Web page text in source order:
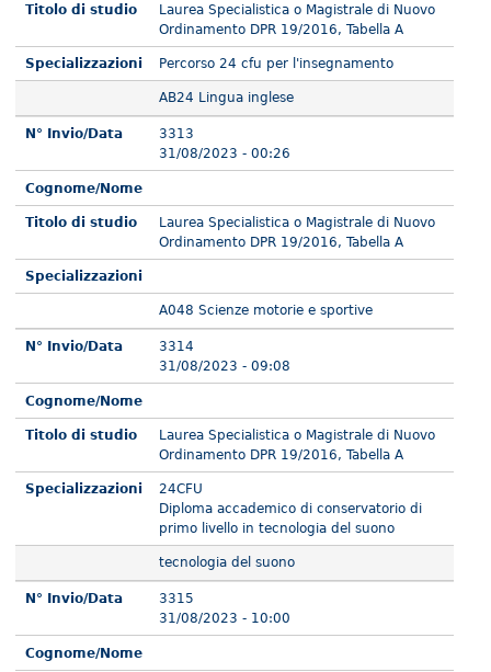
Titolo di studio
Laurea Specialistica o Magistrale di Nuovo
Ordinamento DPR 19/2016, Tabella A
Specializzazioni Percorso 24 cfu per l'insegnamento
AB24 Lingua inglese
N° Invio/Data
3313
31/08/2023 - 00:26
Cognome/Nome
Titolo di studio
Laurea Specialistica o Magistrale di Nuovo
Ordinamento DPR 19/2016, Tabella A
Specializzazioni
A048 Scienze motorie e sportive
N° Invio/Data
3314
31/08/2023 - 09:08
Cognome/Nome
Titolo di studio
Laurea Specialistica o Magistrale di Nuovo
Ordinamento DPR 19/2016, Tabella A
Specializzazioni
24CFU
Diploma accademico di conservatorio di
primo livello in tecnologia del suono
tecnologia del suono
N° Invio/Data
3315
31/08/2023 - 10:00
Cognome/Nome